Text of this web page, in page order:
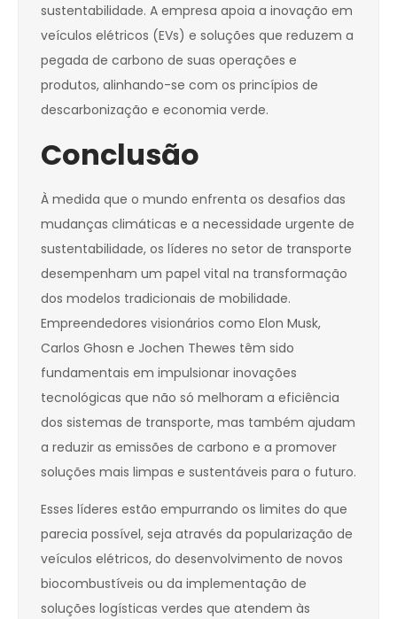
sustentabilidade. A empresa apoia a inovação em
veículos elétricos (EVs) e soluções que reduzem a
pegada de carbono de suas operações e
produtos, alinhando-se com os princípios de
descarbonização e economia verde.
Conclusão
À medida que o mundo enfrenta os desafios das
mudanças climáticas e a necessidade urgente de
sustentabilidade, os líderes no setor de transporte
desempenham um papel vital na transformação
dos modelos tradicionais de mobilidade.
Empreendedores visionários como Elon Musk,
Carlos Ghosn e Jochen Thewes têm sido
fundamentais em impulsionar inovações
tecnológicas que não só melhoram a eficiência
dos sistemas de transporte, mas também ajudam
a reduzir as emissões de carbono e a promover
soluções mais limpas e sustentáveis para o futuro.
Esses líderes estão empurrando os limites do que
parecia possível, seja através da popularização de
veículos elétricos, do desenvolvimento de novos
biocombustíveis ou da implementação de
soluções logísticas verdes que atendem às